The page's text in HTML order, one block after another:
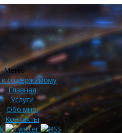
Меню
содержимому
Главная
Услуги
Обо мне.
Контакты